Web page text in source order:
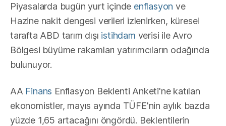
Piyasalarda bugün yurt içinde enflasyon ve
Hazine nakit dengesi verileri izlenirken, küresel
tarafta ABD tarım dışı istihdam verisi ile Avro
Bölgesi büyüme rakamları yatırımcıların odağında
bulunuyor.
AA Finans Enflasyon Beklenti Anketi'ne katılan
ekonomistler, mayıs ayında TÜFE'nin aylık bazda
yüzde 1,65 artacağını öngördü. Beklentilerin